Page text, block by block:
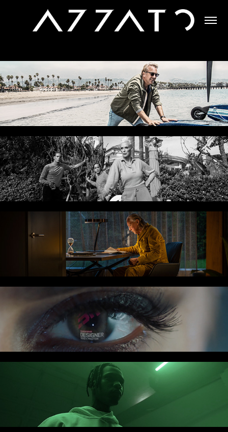
KEVIN COSTNER
RD/19 DRY GIN
WAGNER
ESN
ELI FASHION